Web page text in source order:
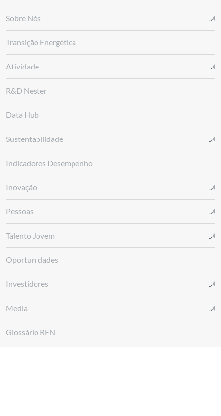
Sobre Nós
Transição Energética
Atividade
R&D Nester
Data Hub
Sustentabilidade
Indicadores Desempenho
Inovação
Pessoas
Talento Jovem
Oportunidades
Investidores
Media
Glossário REN